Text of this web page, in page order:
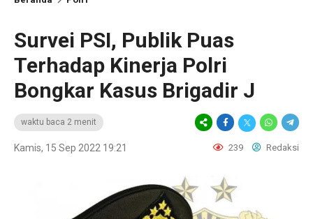
Survei PSI, Publik Puas
Terhadap Kinerja Polri
Bongkar Kasus Brigadir J
waktu baca 2 menit
Kamis, 15 Sep 2022 19:21 239 Redaksi